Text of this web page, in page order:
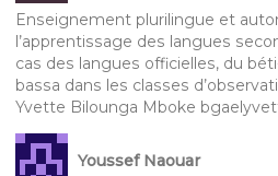
Enseignement plurilingue et
l’apprentissage des langues
cas des langues officielles, du
bassa dans les classes
Yvette Bilounga Mboke
Youssef Naouar